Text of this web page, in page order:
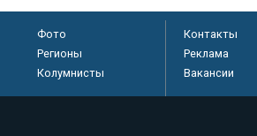
Фото
Регионы
Колумнисты
Контакты
Реклама
Вакансии